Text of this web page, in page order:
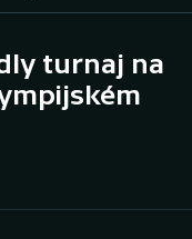
turnaj na